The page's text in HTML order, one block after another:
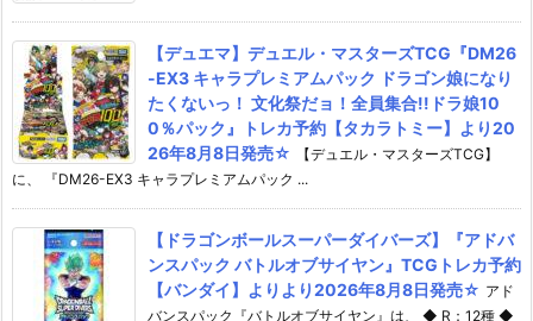
【デュエマ】デュエル・マスターズTCG『DM26
-EX3 キャラプレミアムパック ドラゴン娘になり
たくないっ！ 文化祭だョ！全員集合!!ドラ娘10
0％パック』トレカ予約【タカラトミー】より20
26年8月8日発売☆
【デュエル・マスターズTCG】
に、 『DM26-EX3 キャラプレミアムパック ...
【ドラゴンボールスーパーダイバーズ】『アドバ
ンスパック バトルオブサイヤン』TCGトレカ予約
【バンダイ】よりより2026年8月8日発売☆ アド
バンスパック『バトルオブサイヤン』は、 ◆ R：12種 ◆